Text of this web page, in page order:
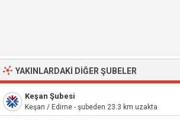
YAKINLARDAKI DIĞER ŞUBELER
Keşan Şubesi
Keşan / Edirne - şubeden 23.3 km uzakta